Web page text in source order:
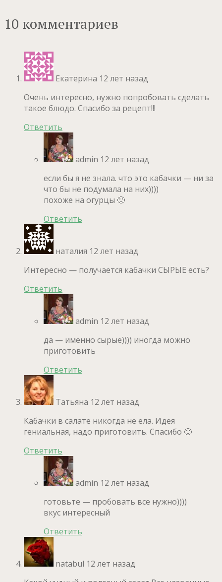
10 комментариев
Екатерина 12 лет назад
Очень интересно, нужно попробовать сделать
такое блюдо. Спасибо за рецепт!!!
Ответить
admin 12 лет назад
если бы я не знала. что это кабачки — ни за
что бы не подумала на них))))
похоже на огурцы 🙂
Ответить
наталия 12 лет назад
Интересно — получается кабачки СЫРЫЕ есть?
Ответить
admin 12 лет назад
да — именно сырые)))) иногда можно
приготовить
Ответить
Татьяна 12 лет назад
Кабачки в салате никогда не ела. Идея
гениальная, надо приготовить. Спасибо 🙂
Ответить
admin 12 лет назад
готовьте — пробовать все нужно))))
вкус интересный
Ответить
natabul 12 лет назад